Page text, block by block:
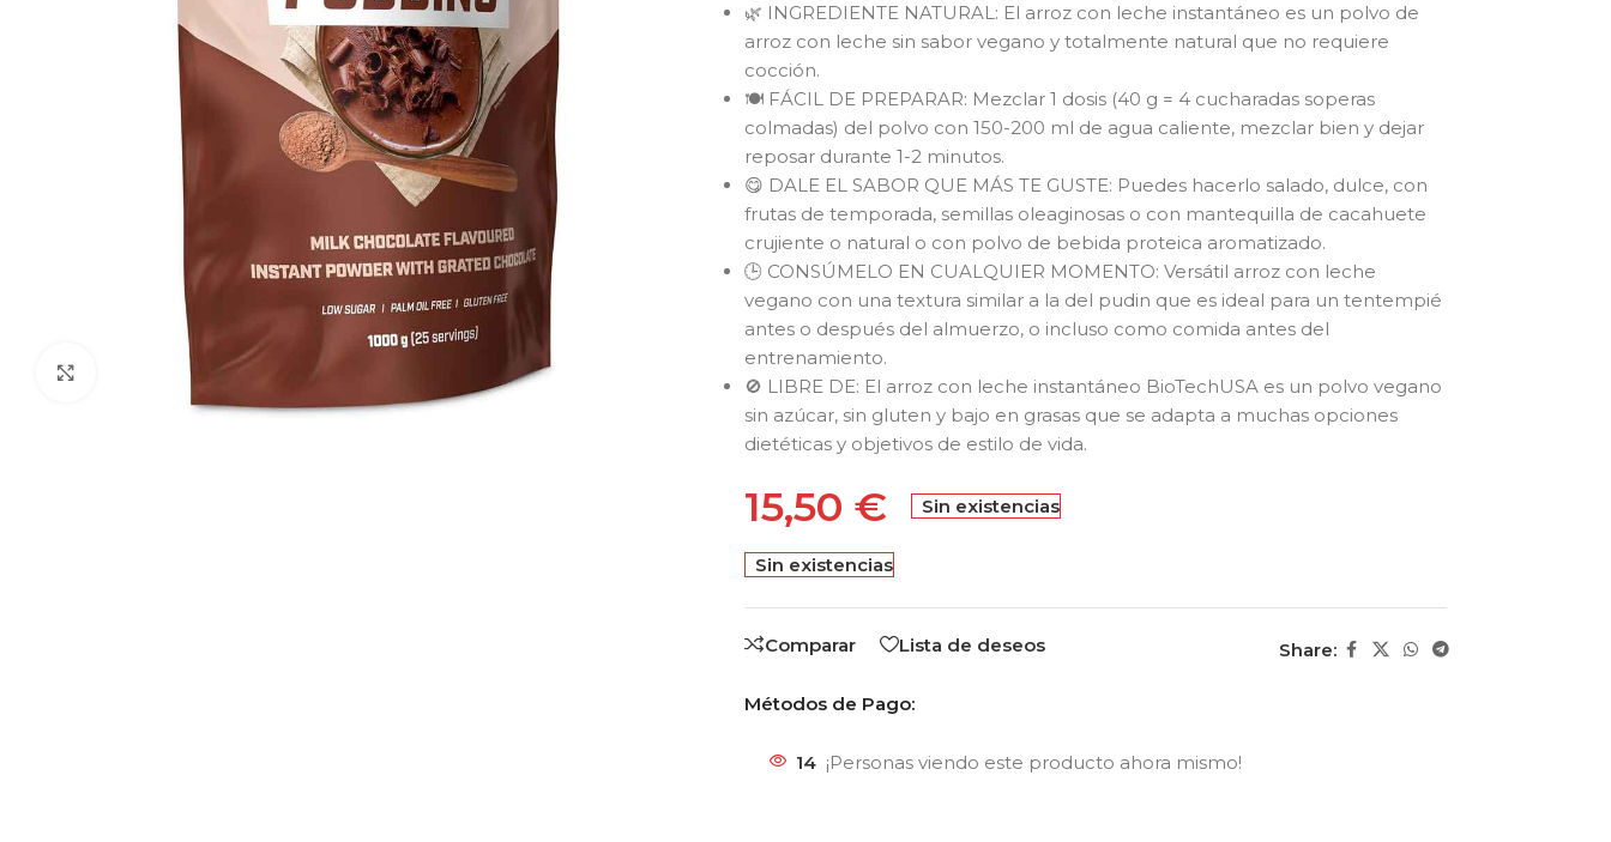
Click to enlarge
🌿 INGREDIENTE NATURAL: El arroz con leche instantáneo es un polvo de
arroz con leche sin sabor vegano y totalmente natural que no requiere
cocción.
🍽️ FÁCIL DE PREPARAR: Mezclar 1 dosis (40 g = 4 cucharadas soperas
colmadas) del polvo con 150-200 ml de agua caliente, mezclar bien y dejar
reposar durante 1-2 minutos.
😋 DALE EL SABOR QUE MÁS TE GUSTE: Puedes hacerlo salado, dulce, con
frutas de temporada, semillas oleaginosas o con mantequilla de cacahuete
crujiente o natural o con polvo de bebida proteica aromatizado.
🕒 CONSÚMELO EN CUALQUIER MOMENTO: Versátil arroz con leche
vegano con una textura similar a la del pudin que es ideal para un tentempié
antes o después del almuerzo, o incluso como comida antes del
entrenamiento.
🚫 LIBRE DE: El arroz con leche instantáneo BioTechUSA es un polvo vegano
sin azúcar, sin gluten y bajo en grasas que se adapta a muchas opciones
dietéticas y objetivos de estilo de vida.
15,50 € Sin existencias
Sin existencias
Comparar Lista de deseos Share:
Métodos de Pago:
14 ¡Personas viendo este producto ahora mismo!